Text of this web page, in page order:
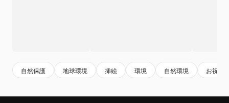
自然保護 地球環境 挿絵 環境 自然環境 お祝い